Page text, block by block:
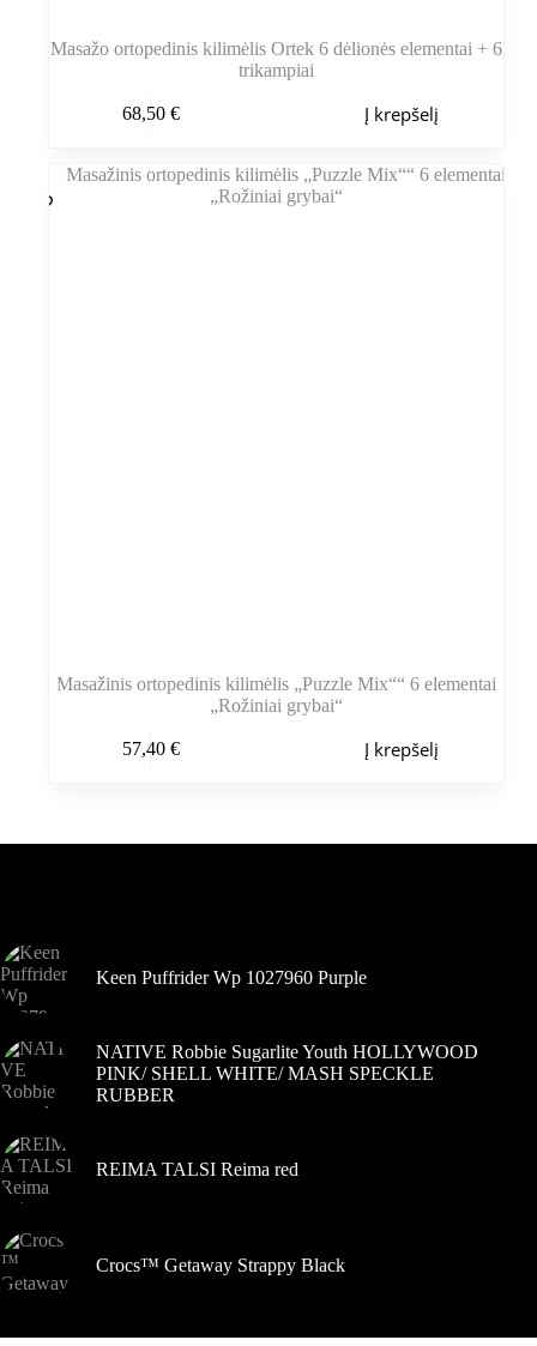
Masažo ortopedinis kilimėlis Ortek 6 dėlionės elementai + 6
trikampiai
68,50 € Į krepšelį
Masažinis ortopedinis kilimėlis „Puzzle Mix““ 6 elementai
„Rožiniai grybai“
57,40 € Į krepšelį
Keen Puffrider Wp 1027960 Purple
NATIVE Robbie Sugarlite Youth HOLLYWOOD
PINK/ SHELL WHITE/ MASH SPECKLE
RUBBER
REIMA TALSI Reima red
Crocs™ Getaway Strappy Black